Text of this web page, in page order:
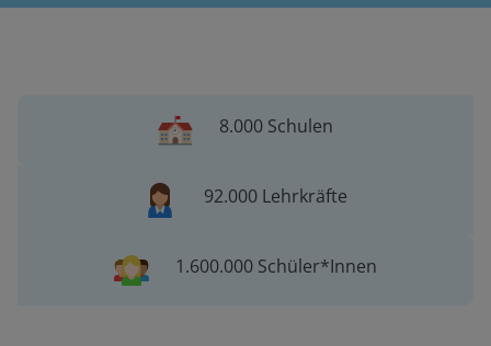
8.000 Schulen
92.000 Lehrkräfte
1.600.000 Schüler*Innen